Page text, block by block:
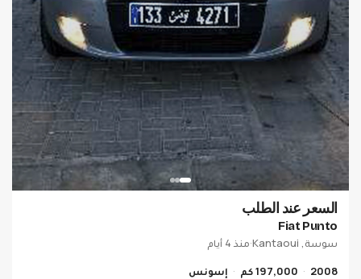
السعر عند الطلب
Fiat Punto
سوسة, Kantaoui
·منذ 4 أيام
2008
197,000 كم إسونس